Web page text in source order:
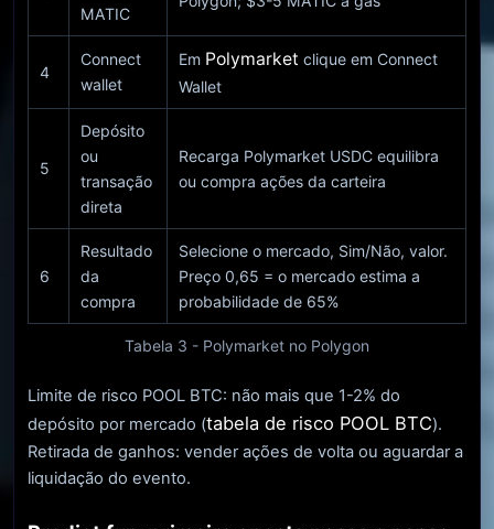
Tabela 3 - Polymarket no Polygon
MATIC
4
Connect
wallet
Em Polymarket clique em Connect
Wallet
5
Depósito
ou
transação
direta
Recarga Polymarket USDC equilibra
ou compra ações da carteira
6
Resultado
da
compra
Selecione o mercado, Sim/Não, valor.
Preço 0,65 = o mercado estima a
probabilidade de 65%
Limite de risco POOL BTC: não mais que 1-2% do
depósito por mercado (tabela de risco POOL BTC).
Retirada de ganhos: vender ações de volta ou aguardar a
liquidação do evento.